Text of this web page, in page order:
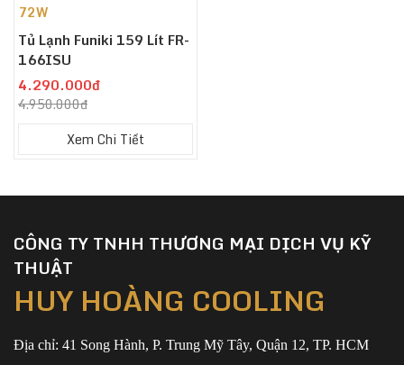
72W
Tủ Lạnh Funiki 159 Lít FR-
166ISU
4.290.000đ
4.950.000đ
Xem Chi Tiết
CÔNG TY TNHH THƯƠNG MẠI DỊCH VỤ KỸ
THUẬT
HUY HOÀNG COOLING
Địa chỉ: 41 Song Hành, P. Trung Mỹ Tây, Quận 12, TP. HCM